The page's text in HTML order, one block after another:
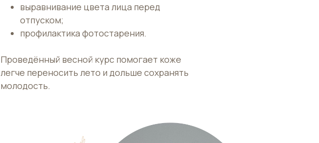
выравнивание цвета лица перед
отпуском;
профилактика фотостарения.
Проведённый весной курс помогает коже
легче переносить лето и дольше сохранять
молодость.